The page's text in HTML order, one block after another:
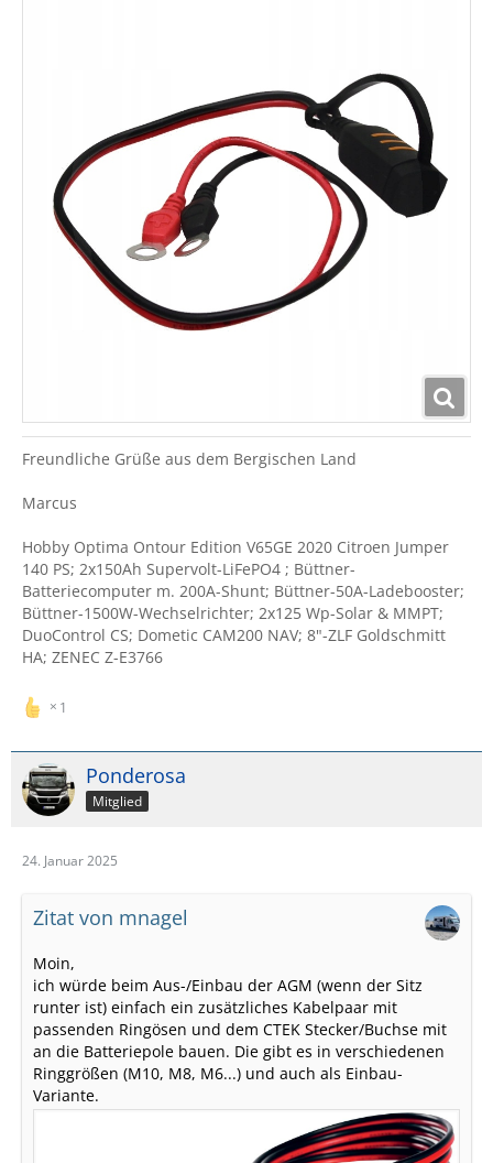
Freundliche Grüße aus dem Bergischen Land
Marcus
Hobby Optima Ontour Edition V65GE 2020 Citroen Jumper
140 PS; 2x150Ah Supervolt-LiFePO4 ; Büttner-
Batteriecomputer m. 200A-Shunt; Büttner-50A-Ladebooster;
Büttner-1500W-Wechselrichter; 2x125 Wp-Solar & MMPT;
DuoControl CS; Dometic CAM200 NAV; 8"-ZLF Goldschmitt
HA; ZENEC Z-E3766
1
Ponderosa
Mitglied
24. Januar 2025
Zitat von mnagel
Moin,
ich würde beim Aus-/Einbau der AGM (wenn der Sitz
runter ist) einfach ein zusätzliches Kabelpaar mit
passenden Ringösen und dem CTEK Stecker/Buchse mit
an die Batteriepole bauen. Die gibt es in verschiedenen
Ringgrößen (M10, M8, M6...) und auch als Einbau-
Variante.